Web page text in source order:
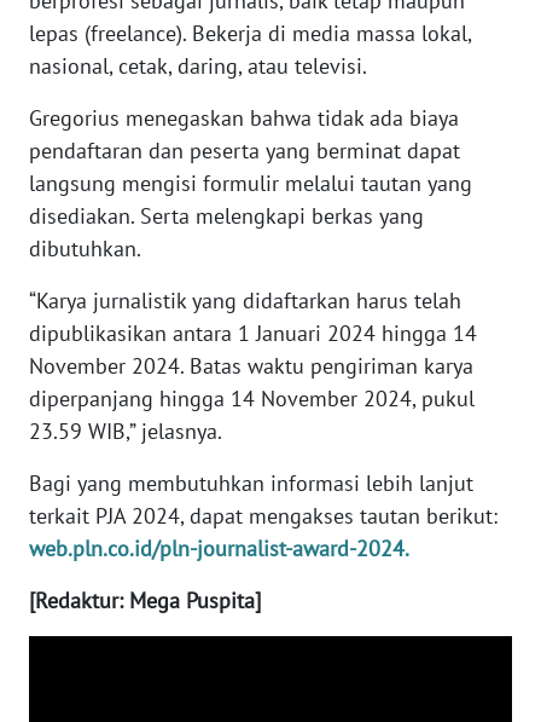
lepas (freelance). Bekerja di media massa lokal,
nasional, cetak, daring, atau televisi.
Gregorius menegaskan bahwa tidak ada biaya
pendaftaran dan peserta yang berminat dapat
langsung mengisi formulir melalui tautan yang
disediakan. Serta melengkapi berkas yang
dibutuhkan.
“Karya jurnalistik yang didaftarkan harus telah
dipublikasikan antara 1 Januari 2024 hingga 14
November 2024. Batas waktu pengiriman karya
diperpanjang hingga 14 November 2024, pukul
23.59 WIB,” jelasnya.
Bagi yang membutuhkan informasi lebih lanjut
terkait PJA 2024, dapat mengakses tautan berikut:
web.pln.co.id/pln-journalist-award-2024.
[Redaktur: Mega Puspita]
WN
WN
JATENG
WN
WN
WN
JATIM
WN
BALI
WN